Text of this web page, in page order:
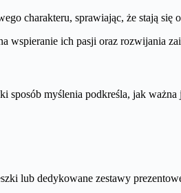
charakteru, sprawiając, że stają się
wspieranie ich pasji oraz rozwijania
sposób myślenia podkreśla, jak ważna
lub dedykowane zestawy